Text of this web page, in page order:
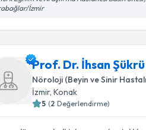
İzmir
Prof. Dr. İhsan
Nöroloji (Beyin ve Sinir
İzmir, Konak
5 (2 Değerlendirme)